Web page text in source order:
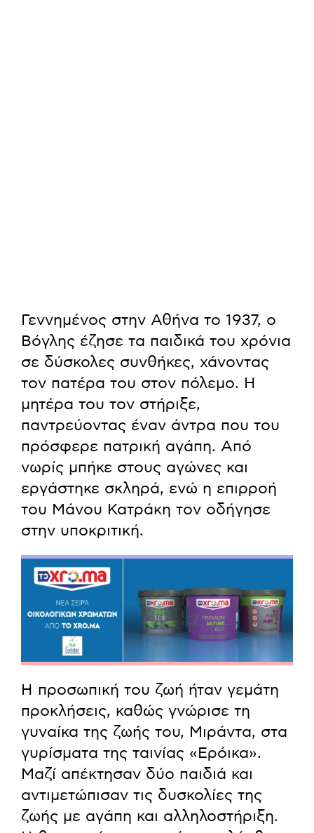
Γεννημένος στην Αθήνα το 1937, ο
Βόγλης έζησε τα παιδικά του χρόνια
σε δύσκολες συνθήκες, χάνοντας
τον πατέρα του στον πόλεμο. Η
μητέρα του τον στήριξε,
παντρεύοντας έναν άντρα που του
πρόσφερε πατρική αγάπη. Από
νωρίς μπήκε στους αγώνες και
εργάστηκε σκληρά, ενώ η επιρροή
του Μάνου Κατράκη τον οδήγησε
στην υποκριτική.
Η προσωπική του ζωή ήταν γεμάτη
προκλήσεις, καθώς γνώρισε τη
γυναίκα της ζωής του, Μιράντα, στα
γυρίσματα της ταινίας «Ερόικα».
Μαζί απέκτησαν δύο παιδιά και
αντιμετώπισαν τις δυσκολίες της
ζωής με αγάπη και αλληλοστήριξη.